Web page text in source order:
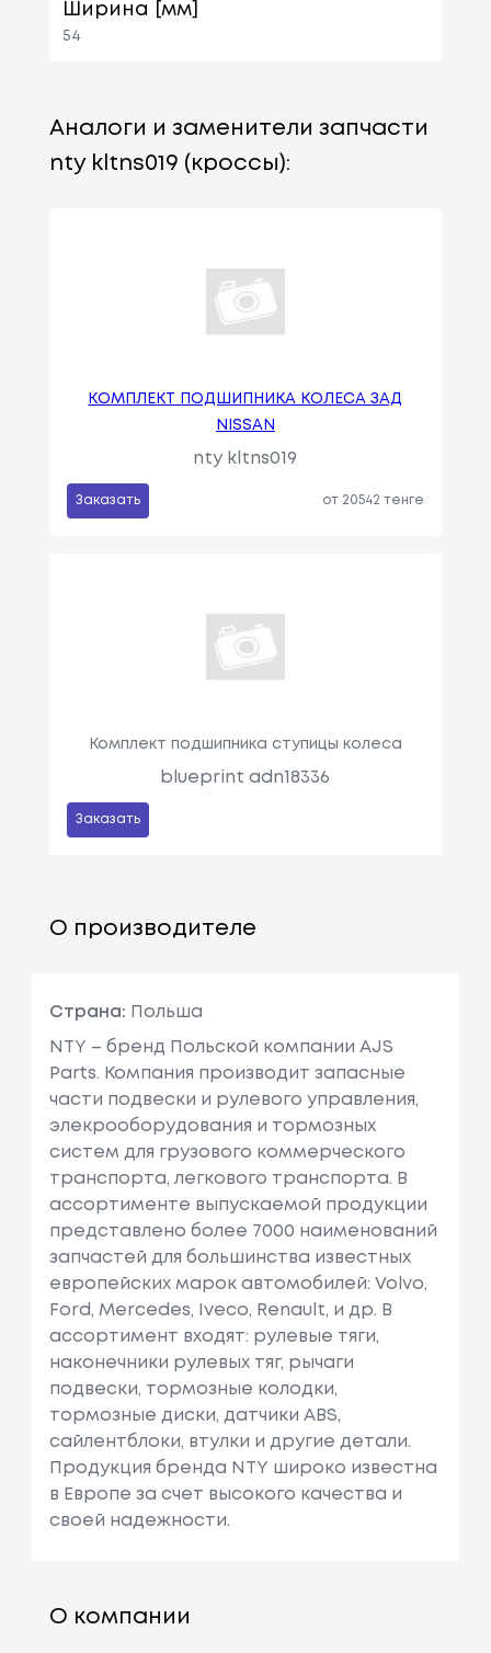
Ширина [мм]
54
Аналоги и заменители запчасти
nty kltns019 (кроссы):
КОМПЛЕКТ ПОДШИПНИКА КОЛЕСА ЗАД
NISSAN
nty kltns019
Заказать от 20542 тенге
Комплект подшипника ступицы колеса
blueprint adn18336
Заказать
О производителе
Страна: Польша
NTY – бренд Польской компании AJS
Parts. Компания производит запасные
части подвески и рулевого управления,
элекрооборудования и тормозных
систем для грузового коммерческого
транспорта, легкового транспорта. В
ассортименте выпускаемой продукции
представлено более 7000 наименований
запчастей для большинства известных
европейских марок автомобилей: Volvo,
Ford, Mercedes, Iveco, Renault, и др. В
ассортимент входят: рулевые тяги,
наконечники рулевых тяг, рычаги
подвески, тормозные колодки,
тормозные диски, датчики ABS,
сайлентблоки, втулки и другие детали.
Продукция бренда NTY широко известна
в Европе за счет высокого качества и
своей надежности.
О компании